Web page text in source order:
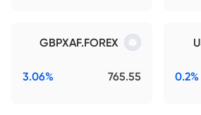
0.2%
GBPXAF.FOREX
765.55
3.06%